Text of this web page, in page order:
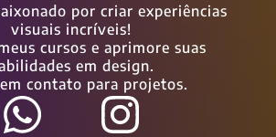
por criar experiências
visuais incríveis!
cursos e aprimore suas
em design.
contato para projetos.